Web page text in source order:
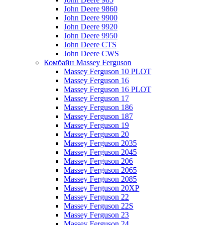
John Deere 9860
John Deere 9900
John Deere 9920
John Deere 9950
John Deere CTS
John Deere CWS
Комбайн Massey Ferguson
Massey Ferguson 10 PLOT
Massey Ferguson 16
Massey Ferguson 16 PLOT
Massey Ferguson 17
Massey Ferguson 186
Massey Ferguson 187
Massey Ferguson 19
Massey Ferguson 20
Massey Ferguson 2035
Massey Ferguson 2045
Massey Ferguson 206
Massey Ferguson 2065
Massey Ferguson 2085
Massey Ferguson 20XP
Massey Ferguson 22
Massey Ferguson 22S
Massey Ferguson 23